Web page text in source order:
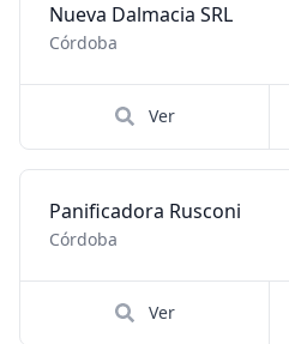
Nueva Dalmacia SRL
Córdoba
Ver
Panificadora Rusconi
Córdoba
Ver